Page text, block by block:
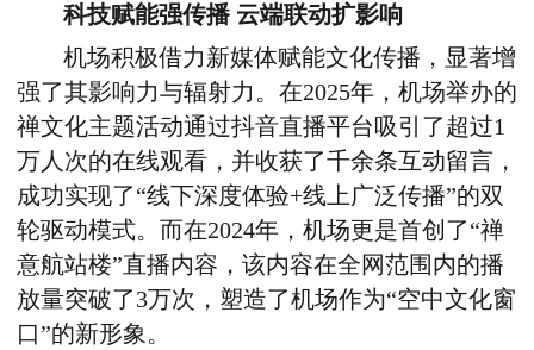
科技赋能强传播 云端联动扩影响
机场积极借力新媒体赋能文化传播，显著增
强了其影响力与辐射力。在2025年，机场举办的
禅文化主题活动通过抖音直播平台吸引了超过1
万人次的在线观看，并收获了千余条互动留言，
成功实现了“线下深度体验+线上广泛传播”的双
轮驱动模式。而在2024年，机场更是首创了“禅
意航站楼”直播内容，该内容在全网范围内的播
放量突破了3万次，塑造了机场作为“空中文化窗
口”的新形象。